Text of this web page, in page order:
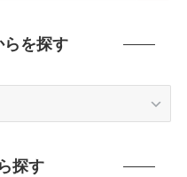
らを探す
探す